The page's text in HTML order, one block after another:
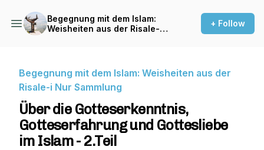
Begegnung mit dem Islam:
Weisheiten aus der Risale-i
+ Follow
Begegnung mit dem Islam: Weisheiten aus der
Risale-i Nur Sammlung
Über die Gotteserkenntnis,
Gotteserfahrung und Gottesliebe
im Islam - 2.Teil